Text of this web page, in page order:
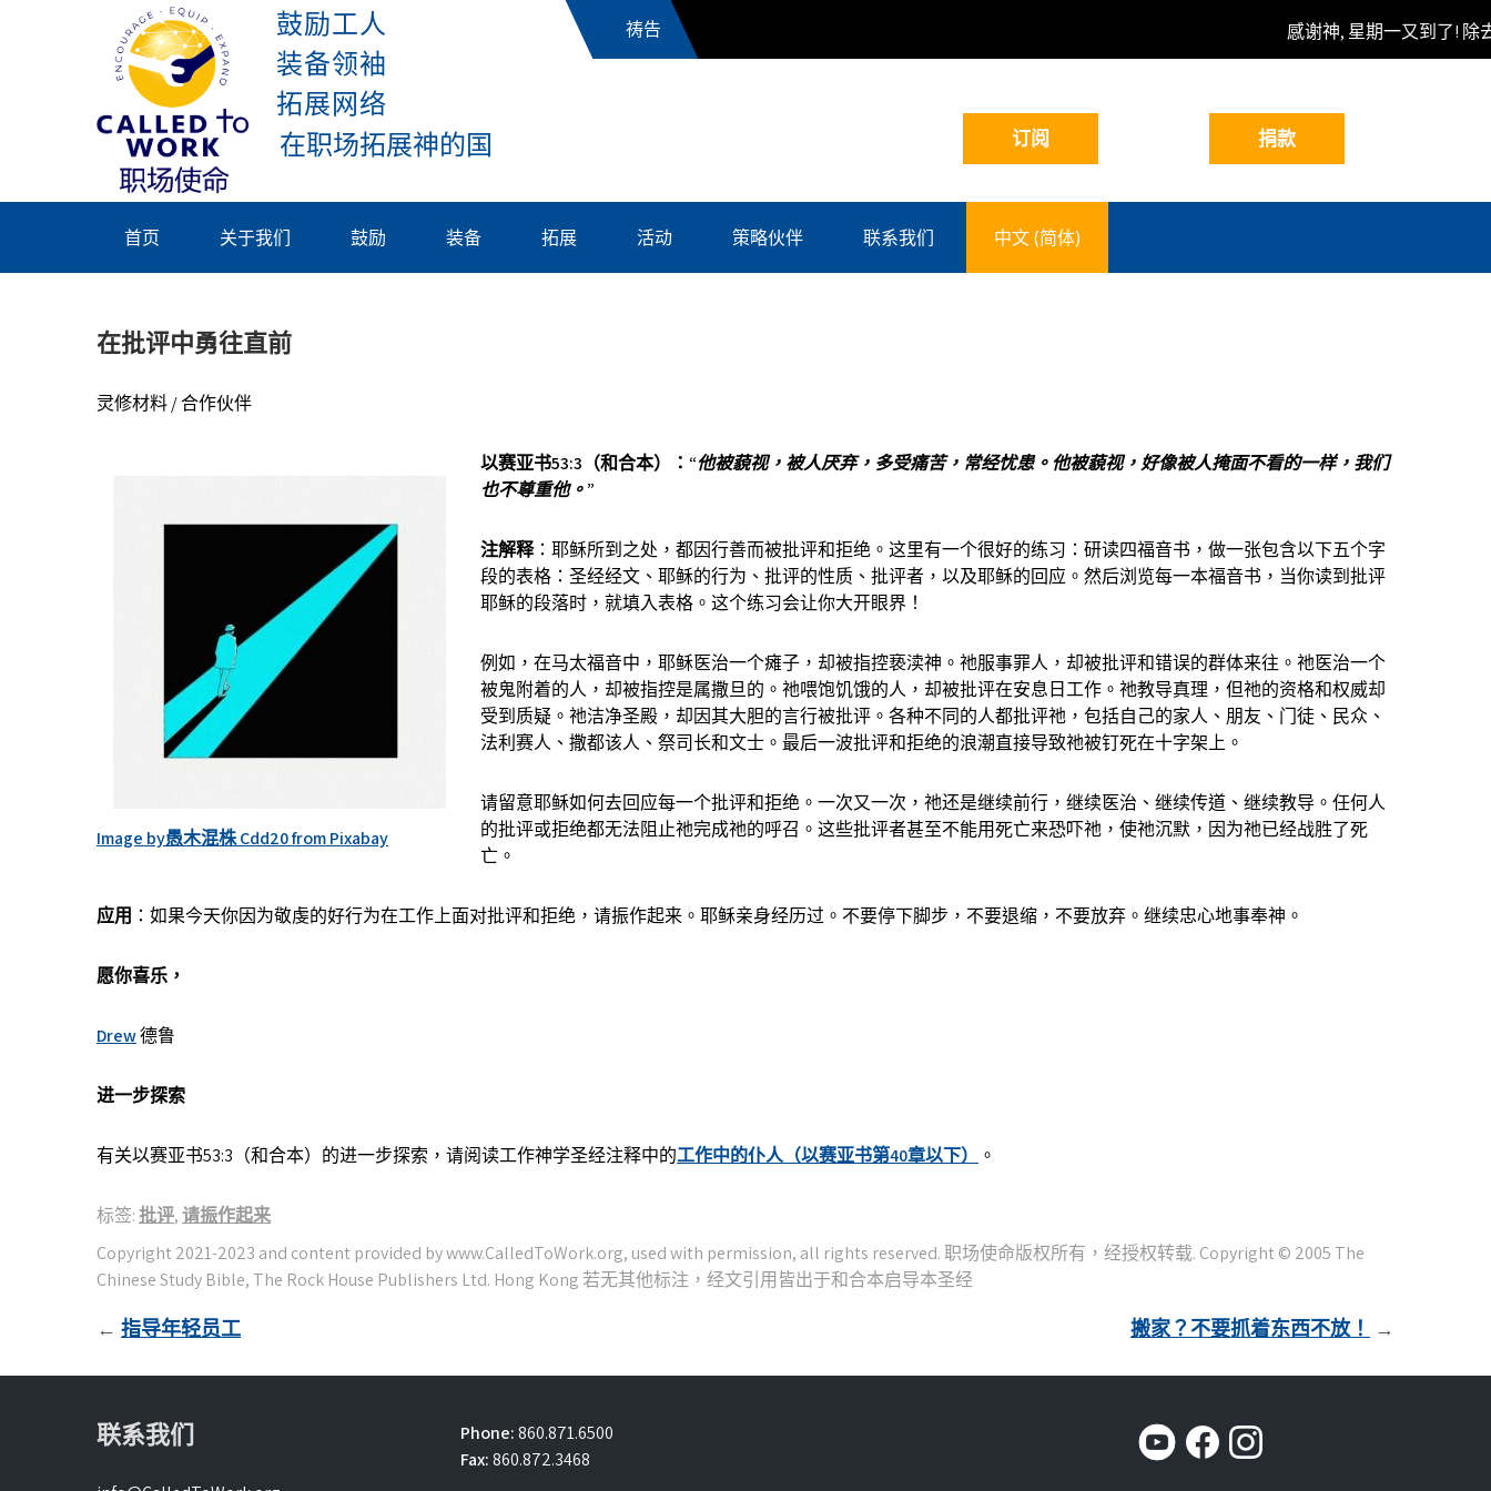
感谢神, 星期一又到了! 除
Called To
Work
鼓励工人
装备领袖
拓展网络
首页 关于我们 鼓励 装备 拓展 活动 策略伙伴 联系我们 中文 (简体)
在批评中勇往直前
灵修材料 / 合作伙伴
Image by愚木混株 Cdd20 from Pixabay
以赛亚书53:3（和合本）：“他被藐视，被人厌弃，多受痛苦，常经忧患。他被藐视，好像被人掩面不看的一样，我们
也不尊重他。”
注解释：耶稣所到之处，都因行善而被批评和拒绝。这里有一个很好的练习：研读四福音书，做一张包含以下五个字
段的表格：圣经经文、耶稣的行为、批评的性质、批评者，以及耶稣的回应。然后浏览每一本福音书，当你读到批评
耶稣的段落时，就填入表格。这个练习会让你大开眼界！
例如，在马太福音中，耶稣医治一个瘫子，却被指控亵渎神。祂服事罪人，却被批评和错误的群体来往。祂医治一个
被鬼附着的人，却被指控是属撒旦的。祂喂饱饥饿的人，却被批评在安息日工作。祂教导真理，但祂的资格和权威却
受到质疑。祂洁净圣殿，却因其大胆的言行被批评。各种不同的人都批评祂，包括自己的家人、朋友、门徒、民众、
法利赛人、撒都该人、祭司长和文士。最后一波批评和拒绝的浪潮直接导致祂被钉死在十字架上。
请留意耶稣如何去回应每一个批评和拒绝。一次又一次，祂还是继续前行，继续医治、继续传道、继续教导。任何人
的批评或拒绝都无法阻止祂完成祂的呼召。这些批评者甚至不能用死亡来恐吓祂，使祂沉默，因为祂已经战胜了死
亡。
应用 ：如果今天你因为敬虔的好行为在工作上面对批评和拒绝，请振作起来。耶稣亲身经历过。不要停下脚步，不要退缩，不要放弃。继续忠心地事奉神。
愿你喜乐，
Drew德鲁
进一步探索
有关以赛亚书53:3（和合本）的进一步探索，请阅读工作神学圣经注释中的工作中的仆人（以赛亚书第40章以下） 。
标签:批评,请振作起来
文
章
覽
指导年轻员工 搬家？不要抓着东西不放！
联系我们 Phone:860.871.6500
Fax:860.872.3468